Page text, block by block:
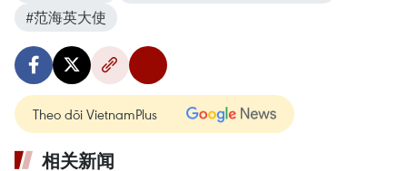
#范海英大使
Theo dõi VietnamPlus
相关新闻